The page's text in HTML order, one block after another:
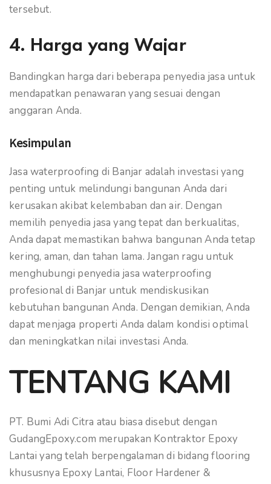
tersebut.
4. Harga yang Wajar
Bandingkan harga dari beberapa penyedia jasa untuk
mendapatkan penawaran yang sesuai dengan
anggaran Anda.
Kesimpulan
Jasa waterproofing di Banjar adalah investasi yang
penting untuk melindungi bangunan Anda dari
kerusakan akibat kelembaban dan air. Dengan
memilih penyedia jasa yang tepat dan berkualitas,
Anda dapat memastikan bahwa bangunan Anda tetap
kering, aman, dan tahan lama. Jangan ragu untuk
menghubungi penyedia jasa waterproofing
profesional di Banjar untuk mendiskusikan
kebutuhan bangunan Anda. Dengan demikian, Anda
dapat menjaga properti Anda dalam kondisi optimal
dan meningkatkan nilai investasi Anda.
TENTANG KAMI
PT. Bumi Adi Citra atau biasa disebut dengan
GudangEpoxy.com merupakan Kontraktor Epoxy
Lantai yang telah berpengalaman di bidang flooring
khususnya Epoxy Lantai, Floor Hardener &